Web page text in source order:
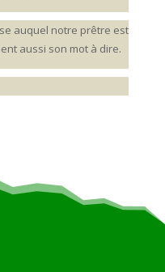
auquel notre prêtre est
aussi son mot à dire.